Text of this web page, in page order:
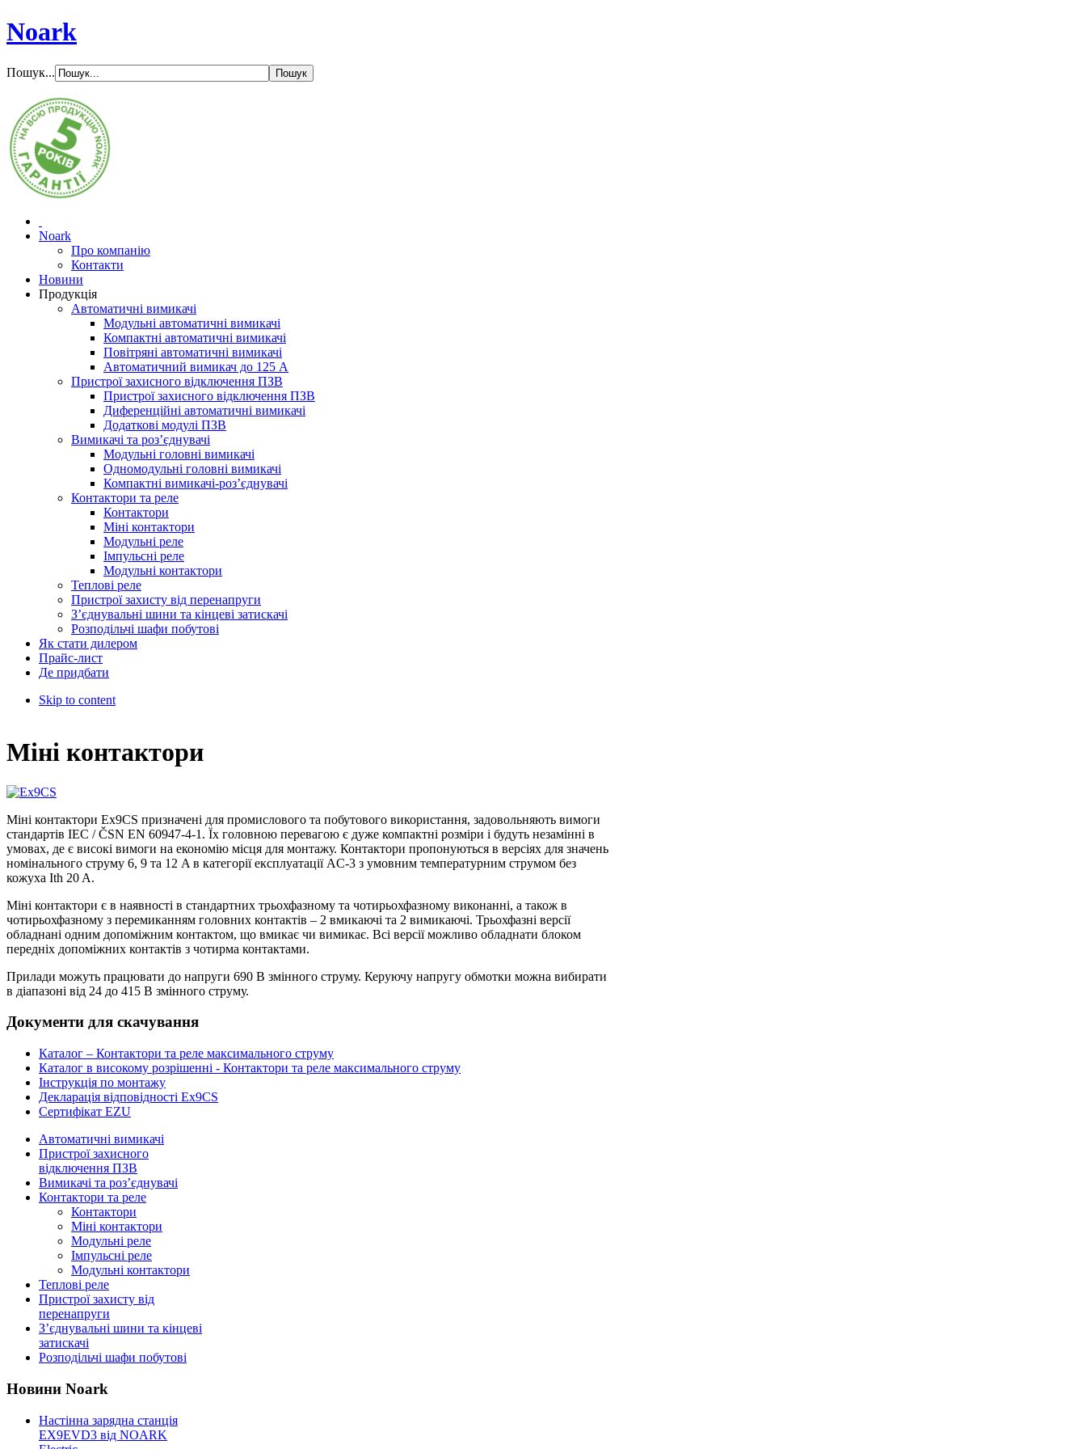
Noark
Пошук...
Noark
Про компанію
Контакти
Новини
Продукція
Автоматичні вимикачі
Модульні автоматичні вимикачі
Компактні автоматичні вимикачі
Повітряні автоматичні вимикачі
Автоматичний вимикач до 125 A
Пристрої захисного відключення ПЗВ
Пристрої захисного відключення ПЗВ
Диференційні автоматичні вимикачі
Додаткові модулі ПЗВ
Вимикачі та роз’єднувачі
Модульні головні вимикачі
Одномодульні головні вимикачі
Компактні вимикачі-роз’єднувачі
Контактори та реле
Контактори
Міні контактори
Модульні реле
Імпульсні реле
Модульні контактори
Теплові реле
Пристрої захисту від перенапруги
З’єднувальні шини та кінцеві затискачі
Розподільчі шафи побутові
Як стати дилером
Прайс-лист
Де придбати
Skip to content
Міні контактори
Міні контактори Ex9CS призначені для промислового та побутового використання, задовольняють вимоги
стандартів IEC / ČSN EN 60947-4-1. Їх головною перевагою є дуже компактні розміри і будуть незамінні в
умовах, де є високі вимоги на економію місця для монтажу. Контактори пропонуються в версіях для значень
номінального струму 6, 9 та 12 A в категорії експлуатації AC-3 з умовним температурним струмом без
кожуха Ith 20 A.
Міні контактори є в наявності в стандартних трьохфазному та чотирьохфазному виконанні, а також в
чотирьохфазному з перемиканням головних контактів – 2 вмикаючі та 2 вимикаючі. Трьохфазні версії
обладнані одним допоміжним контактом, що вмикає чи вимикає. Всі версії можливо обладнати блоком
передніх допоміжних контактів з чотирма контактами.
Прилади можуть працювати до напруги 690 В змінного струму. Керуючу напругу обмотки можна вибирати
в діапазоні від 24 до 415 В змінного струму.
Документи для скачування
Каталог – Контактори та реле максимального струму
Каталог в високому розрішенні - Контактори та реле максимального струму
Інструкція по монтажу
Декларація відповідності Ex9CS
Сертифікат EZU
Автоматичні вимикачі
Пристрої захисного
відключення ПЗВ
Вимикачі та роз’єднувачі
Контактори та реле
Контактори
Міні контактори
Модульні реле
Імпульсні реле
Модульні контактори
Теплові реле
Пристрої захисту від
перенапруги
З’єднувальні шини та кінцеві
затискачі
Розподільчі шафи побутові
Новини Noark
Настінна зарядна станція
EX9EVD3 від NOARK